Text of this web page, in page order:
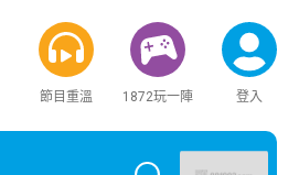
節目重溫 1872玩一陣 登入